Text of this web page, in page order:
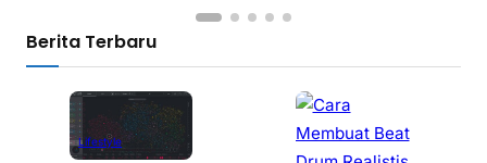
Berita Terbaru
Lifestyle